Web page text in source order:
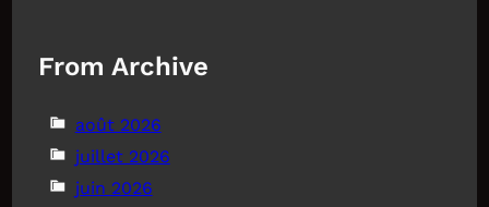
From Archive
août 2026
juillet 2026
juin 2026